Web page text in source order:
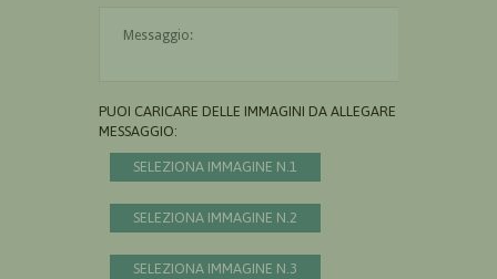
PUOI CARICARE DELLE IMMAGINI DA ALLEGARE AL
MESSAGGIO:
SELEZIONA IMMAGINE N.1
SELEZIONA IMMAGINE N.2
SELEZIONA IMMAGINE N.3